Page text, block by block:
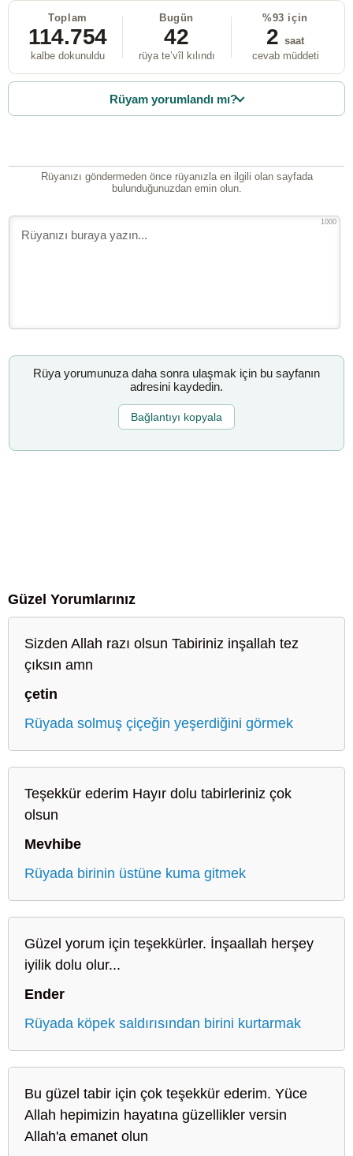
Toplam
114.754
kalbe dokunuldu
Bugün
42
rüya te’vîl kılındı
%93 için
2 saat
cevab müddeti
Rüyam yorumlandı mı?
Rüyanızı göndermeden önce rüyanızla en ilgili olan sayfada
bulunduğunuzdan emin olun.
1000
Rüya yorumunuza daha sonra ulaşmak için bu sayfanın
adresini kaydedin.
Bağlantıyı kopyala
Güzel Yorumlarınız
Sizden Allah razı olsun Tabiriniz inşallah tez
çıksın amn
çetin
Rüyada solmuş çiçeğin yeşerdiğini görmek
Teşekkür ederim Hayır dolu tabirleriniz çok
olsun
Mevhibe
Rüyada birinin üstüne kuma gitmek
Güzel yorum için teşekkürler. İnşaallah herşey
iyilik dolu olur...
Ender
Rüyada köpek saldırısından birini kurtarmak
Bu güzel tabir için çok teşekkür ederim. Yüce
Allah hepimizin hayatına güzellikler versin
Allah'a emanet olun